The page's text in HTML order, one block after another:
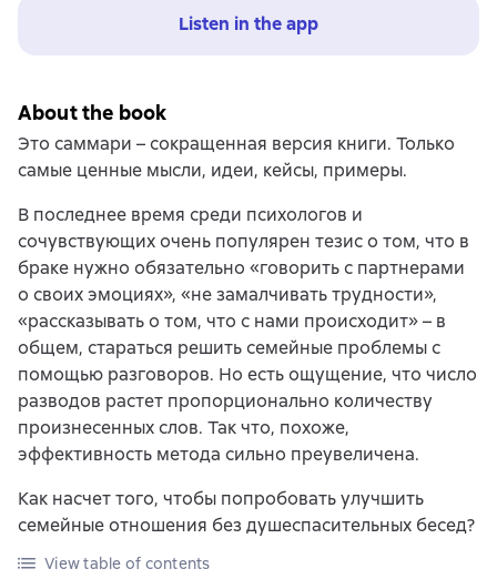
Listen in the app
About the book
Это саммари – сокращенная версия книги. Только
самые ценные мысли, идеи, кейсы, примеры.
В последнее время среди психологов и
сочувствующих очень популярен тезис о том, что в
браке нужно обязательно «говорить с партнерами
о своих эмоциях», «не замалчивать трудности»,
«рассказывать о том, что с нами происходит» – в
общем, стараться решить семейные проблемы с
помощью разговоров. Но есть ощущение, что число
разводов растет пропорционально количеству
произнесенных слов. Так что, похоже,
эффективность метода сильно преувеличена.
Как насчет того, чтобы попробовать улучшить
семейные отношения без душеспасительных бесед?
View table of contents